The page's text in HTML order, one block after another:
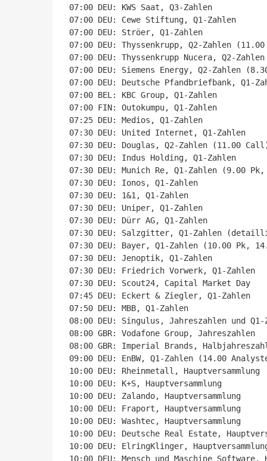
07:00 DEU: KWS Saat, Q3-Zahlen
07:00 DEU: Cewe Stiftung, Q1-Zahlen
07:00 DEU: Ströer, Q1-Zahlen
07:00 DEU: Thyssenkrupp, Q2-Zahlen
07:00 DEU: Thyssenkrupp Nucera, Q2-
07:00 DEU: Siemens Energy, Q2-Zahlen
07:00 DEU: Deutsche Pfandbriefbank, Q1-
07:00 BEL: KBC Group, Q1-Zahlen
07:00 FIN: Outokumpu, Q1-Zahlen
07:25 DEU: Medios, Q1-Zahlen
07:30 DEU: United Internet, Q1-Zahlen
07:30 DEU: Douglas, Q2-Zahlen (11.00
07:30 DEU: Indus Holding, Q1-Zahlen
07:30 DEU: Munich Re, Q1-Zahlen (9.00
07:30 DEU: Ionos, Q1-Zahlen
07:30 DEU: 1&1, Q1-Zahlen
07:30 DEU: Uniper, Q1-Zahlen
07:30 DEU: Dürr AG, Q1-Zahlen
07:30 DEU: Salzgitter, Q1-Zahlen
07:30 DEU: Bayer, Q1-Zahlen (10.00 Pk,
07:30 DEU: Jenoptik, Q1-Zahlen
07:30 DEU: Friedrich Vorwerk, Q1-Zahlen
07:30 DEU: Scout24, Capital Market Day
07:45 DEU: Eckert & Ziegler, Q1-Zahlen
07:50 DEU: MBB, Q1-Zahlen
08:00 DEU: Singulus, Jahreszahlen und Q1-
08:00 GBR: Vodafone Group, Jahreszahlen
08:00 GBR: Imperial Brands,
09:00 DEU: EnBW, Q1-Zahlen (14.00
10:00 DEU: Rheinmetall, Hauptversammlung
10:00 DEU: K+S, Hauptversammlung
10:00 DEU: Zalando, Hauptversammlung
10:00 DEU: Fraport, Hauptversammlung
10:00 DEU: Washtec, Hauptversammlung
10:00 DEU: Deutsche Real Estate,
10:00 DEU: ElringKlinger,
10:00 DEU: Mensch und Maschine Software,